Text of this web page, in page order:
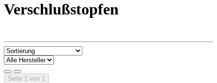
Verschlußstopfen
Seite 1 von 1